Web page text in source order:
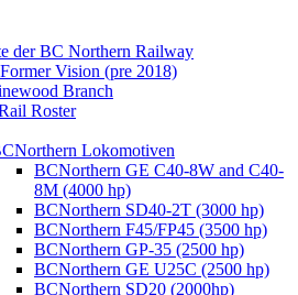
der BC Northern Railway
Vision (pre 2018)
Branch
Roster
Lokomotiven
BCNorthern GE C40-8W and C40-
8M (4000 hp)
BCNorthern SD40-2T (3000 hp)
BCNorthern F45/FP45 (3500 hp)
BCNorthern GP-35 (2500 hp)
BCNorthern GE U25C (2500 hp)
BCNorthern SD20 (2000hp)